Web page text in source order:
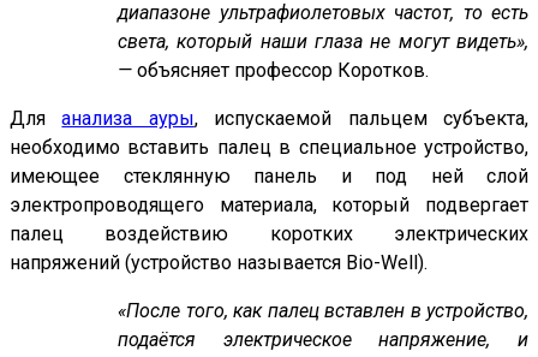
диапазоне ультрафиолетовых частот, то есть
света, который наши глаза не могут видеть»,
— объясняет профессор Коротков.
Дляанализа ауры, испускаемой пальцем субъекта,
необходимо вставить палец в специальное устройство,
имеющее стеклянную панель и под ней слой
электропроводящего материала, который подвергает
палец воздействию коротких электрических
напряжений (устройство называется Bio-Well).
«После того, как палец вставлен в устройство,
подаётся электрическое напряжение, и